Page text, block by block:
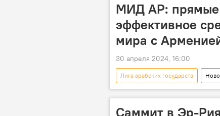
МИД АР: прямые
эффективное
мира с
30 апреля 2024, 16:00
Лига арабских государств
Армения
мирные
Саммит в Эр-